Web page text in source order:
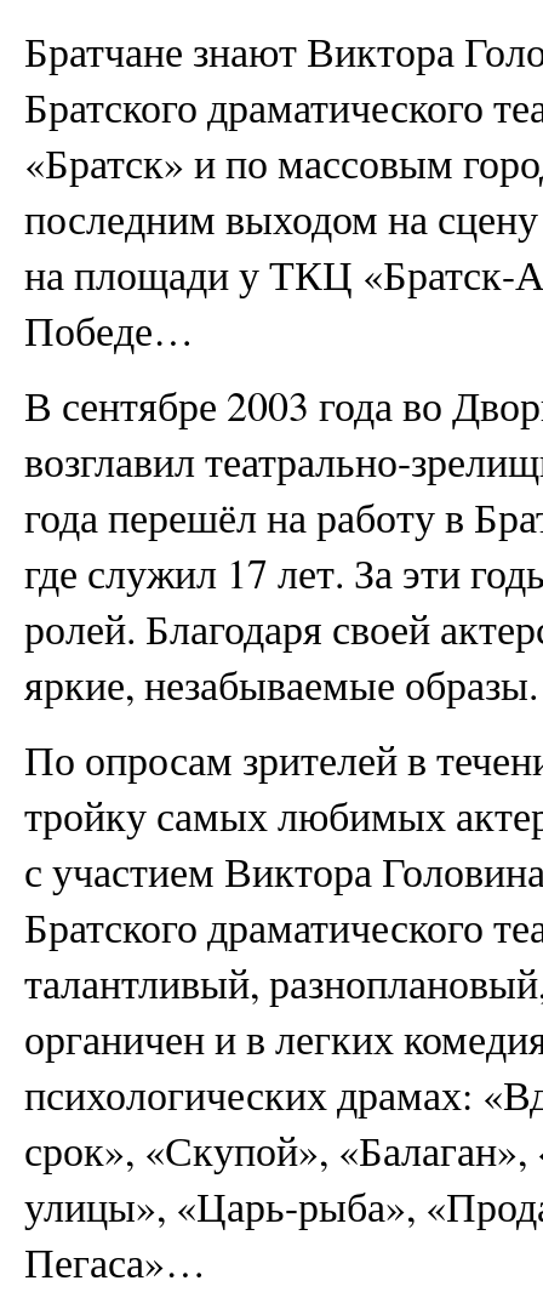
Братчане знают Виктора
Братского драматического
«Братск» и по массовым
последним выходом на
на площади у ТКЦ «Братск-
Победе…
В сентябре 2003 года во
возглавил театрально-
года перешёл на работу в
где служил 17 лет. За эти
ролей. Благодаря своей
яркие, незабываемые образы.
По опросам зрителей в
тройку самых любимых
с участием Виктора
Братского драматического
талантливый,
органичен и в легких
психологических драмах:
срок», «Скупой»,
улицы», «Царь-рыба»,
Пегаса»…